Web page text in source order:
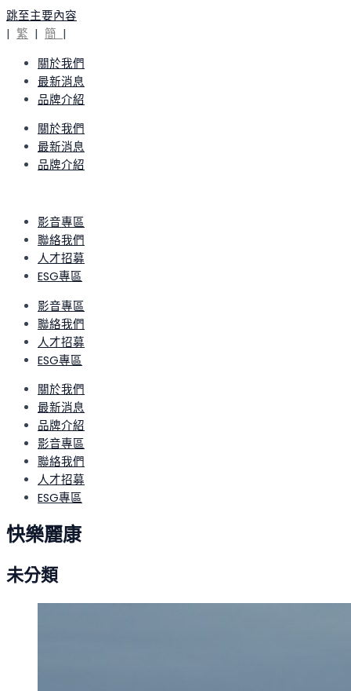
跳至主要內容
| 繁 | 簡 |
關於我們
最新消息
品牌介紹
關於我們
最新消息
品牌介紹
影音專區
聯絡我們
人才招募
ESG專區
影音專區
聯絡我們
人才招募
ESG專區
關於我們
最新消息
品牌介紹
影音專區
聯絡我們
人才招募
ESG專區
快樂麗康
未分類